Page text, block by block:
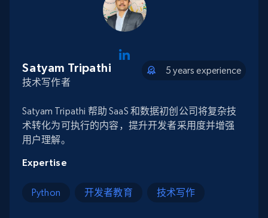
Satyam Tripathi
技术写作者
5 years experience
Satyam Tripathi 帮助 SaaS 和数据初创公司将复杂技
术转化为可执行的内容，提升开发者采用度并增强
用户理解。
Expertise
Python 开发者教育 技术写作